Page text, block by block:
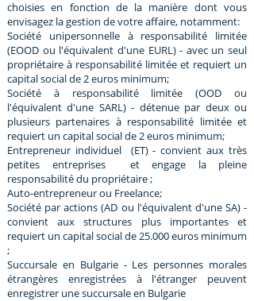
choisies en fonction de la manière dont vous
envisagez la gestion de votre affaire, notamment:
Société unipersonnelle à responsabilité limitée
(EOOD ou l'équivalent d'une EURL) - avec un seul
propriétaire à responsabilité limitée et requiert un
capital social de 2 euros minimum;
Société à responsabilité limitée (OOD ou
l'équivalent d'une SARL) - détenue par deux ou
plusieurs partenaires à responsabilité limitée et
requiert un capital social de 2 euros minimum;
Entrepreneur individuel (ET) - convient aux très
petites entreprises et engage la pleine
responsabilité du propriétaire ;
Auto-entrepreneur ou Freelance;
Société par actions (AD ou l'équivalent d'une SA) -
convient aux structures plus importantes et
requiert un capital social de 25.000 euros minimum
;
Succursale en Bulgarie - Les personnes morales
étrangères enregistrées à l'étranger peuvent
enregistrer une succursale en Bulgarie